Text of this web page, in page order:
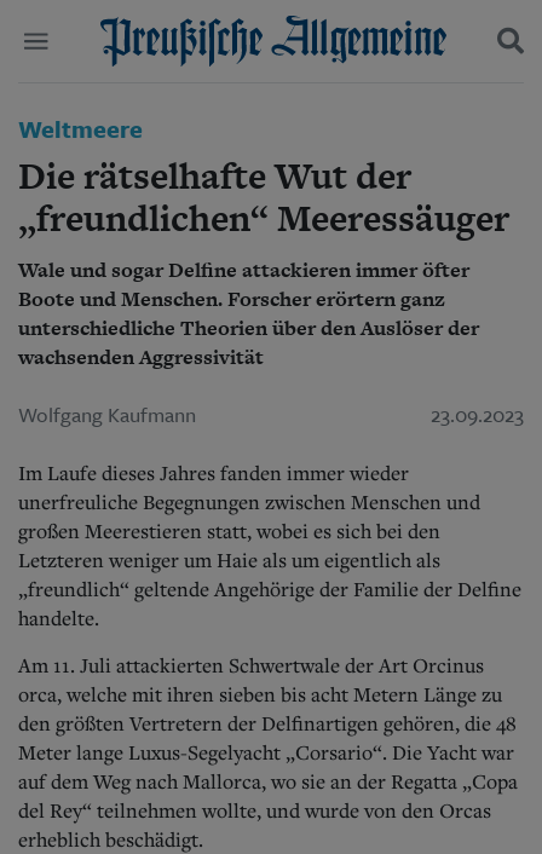
Start
Wer wir sind
Aktuelle Ausgabe
Abonnenten-Login
Abonnent werden
Archiv
Mediadaten
Wirtschaft
Panorama
Gesellschaft
Leben
Geschichte
Ostpreußen
Pommern
Berlin-Brandenburg
Danzig und Westpreußen
Kontakt
Impressum
Datenschutz
Suchen und finden
Weltmeere
Die rätselhafte Wut der
„freundlichen“ Meeressäuger
Wale und sogar Delfine attackieren immer öfter
Boote und Menschen. Forscher erörtern ganz
unterschiedliche Theorien über den Auslöser der
wachsenden Aggressivität
Wolfgang Kaufmann 23.09.2023
Im Laufe dieses Jahres fanden immer wieder
unerfreuliche Begegnungen zwischen Menschen und
großen Meerestieren statt, wobei es sich bei den
Letzteren weniger um Haie als um eigentlich als
„freundlich“ geltende Angehörige der Familie der Delfine
handelte.
Am 11. Juli attackierten Schwertwale der Art Orcinus
orca, welche mit ihren sieben bis acht Metern Länge zu
den größten Vertretern der Delfinartigen gehören, die 48
Meter lange Luxus-Segelyacht „Corsario“. Die Yacht war
auf dem Weg nach Mallorca, wo sie an der Regatta „Copa
del Rey“ teilnehmen wollte, und wurde von den Orcas
erheblich beschädigt.